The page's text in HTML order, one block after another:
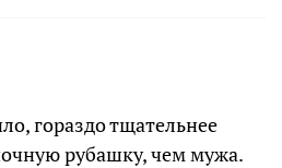
гораздо тщательнее
рубашку, чем мужа.